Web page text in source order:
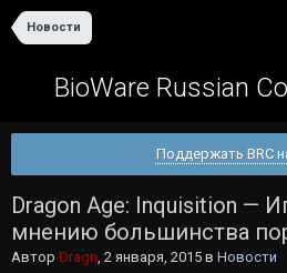
Новости
BioWare Russian
Поддержать BRC
Dragon Age: Inquisition —
мнению большинства
Автор Dragn, 2 января, 2015 в Новости